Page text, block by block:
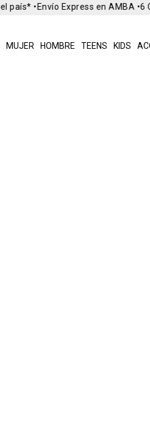
MUJER HOMBRE TEENS KIDS
país* •Envío Express en AMBA •6